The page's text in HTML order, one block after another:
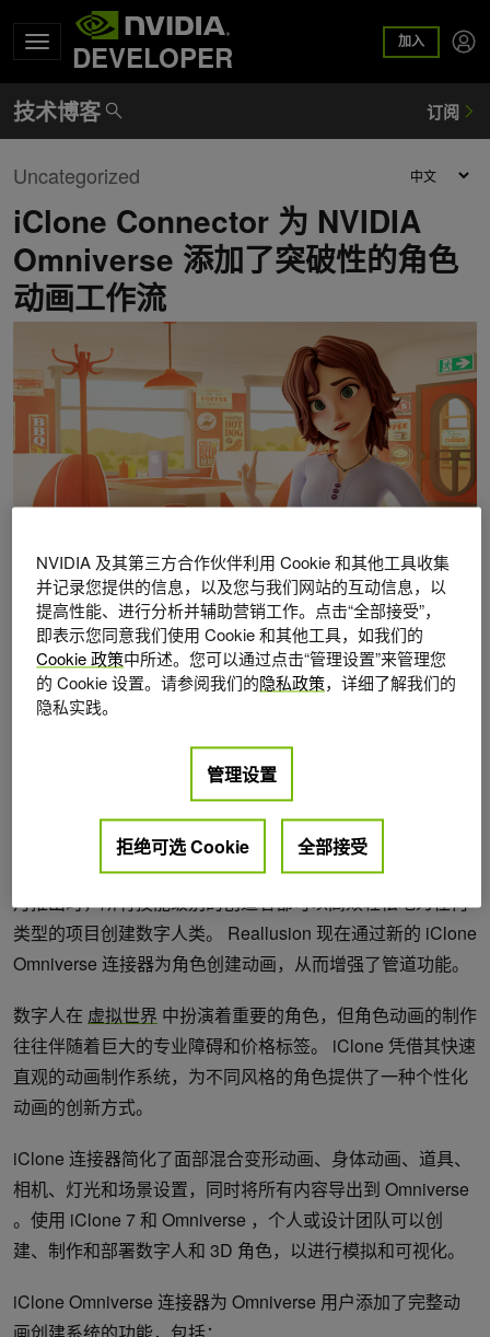
DEVELOPER 加入
Uncategorized
iClone Connector 为 NVIDIA
Omniverse 添加了突破性的角色
动画工作流
2021年 11月 9日
作者：Delia Hou
NVIDIA Omniverse
和Omniverse Machinima
添加了完整的角色动画管道。
Character Creator 3 Omniverse Connector于 2021 年 4
月推出时，所有技能级别的创造者都可以高效轻松地为任何
类型的项目创建数字人类。 Reallusion 现在通过新的 iClone
Omniverse 连接器为角色创建动画，从而增强了管道功能。
数字人在 虚拟世界 中扮演着重要的角色，但角色动画的制作
往往伴随着巨大的专业障碍和价格标签。 iClone 凭借其快速
直观的动画制作系统，为不同风格的角色提供了一种个性化
动画的创新方式。
iClone 连接器简化了面部混合变形动画、身体动画、道具、
相机、灯光和场景设置，同时将所有内容导出到 Omniverse
。使用 iClone 7 和 Omniverse ，个人或设计团队可以创
建、制作和部署数字人和 3D 角色，以进行模拟和可视化。
iClone Omniverse 连接器为 Omniverse 用户添加了完整动
NVIDIA 及其第三方合作伙伴利用 Cookie 和其他工具收集
并记录您提供的信息，以及您与我们网站的互动信息，以
提高性能、进行分析并辅助营销工作。点击“全部接受”，
即表示您同意我们使用 Cookie 和其他工具，如我们的
Cookie 政策中所述。您可以通过点击“管理设置”来管理您
的 Cookie 设置。请参阅我们的隐私政策，详细了解我们的
隐私实践。
管理设置
拒绝可选 Cookie 全部接受